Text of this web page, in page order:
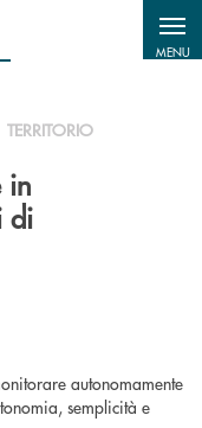
MENU
TERRITORIO
in
di
autonomamente
semplicità e